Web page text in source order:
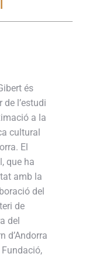
és
de l’estudi
a la
cultural
El
que ha
amb la
del
de
del
d’Andorra
Fundació,